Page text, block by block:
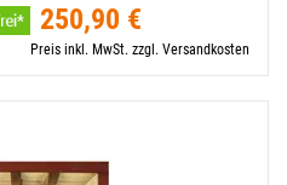
250,90 €
Preis inkl. MwSt. zzgl. Versandkosten